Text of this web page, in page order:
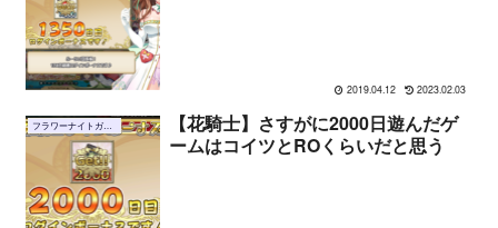
2019.04.12 2023.02.03
フラワーナイトガール
【花騎士】さすがに2000日遊んだゲ
ームはコイツとROくらいだと思う